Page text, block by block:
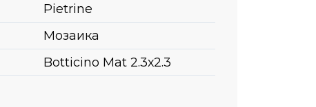
Pietrine
Мозаика
Botticino Mat 2.3х2.3